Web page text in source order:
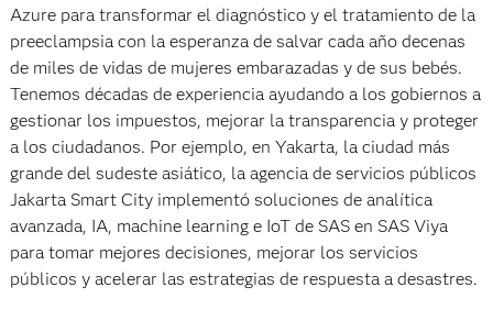
Azure para transformar el diagnóstico y el tratamiento de la
preeclampsia con la esperanza de salvar cada año decenas
de miles de vidas de mujeres embarazadas y de sus bebés.
Tenemos décadas de experiencia ayudando a los gobiernos a
gestionar los impuestos, mejorar la transparencia y proteger
a los ciudadanos. Por ejemplo, en Yakarta, la ciudad más
grande del sudeste asiático, la agencia de servicios públicos
Jakarta Smart City implementó soluciones de analítica
avanzada, IA, machine learning e IoT de SAS en SAS Viya
para tomar mejores decisiones, mejorar los servicios
públicos y acelerar las estrategias de respuesta a desastres.